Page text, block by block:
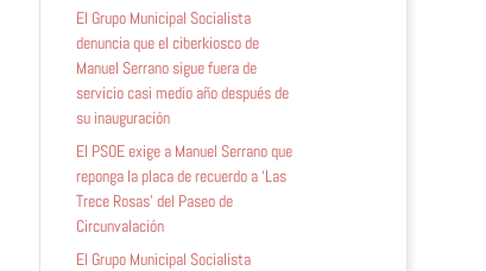
El Grupo Municipal Socialista
denuncia que el ciberkiosco de
Manuel Serrano sigue fuera de
servicio casi medio año después de
su inauguración
El PSOE exige a Manuel Serrano que
reponga la placa de recuerdo a ‘Las
Trece Rosas’ del Paseo de
Circunvalación
El Grupo Municipal Socialista